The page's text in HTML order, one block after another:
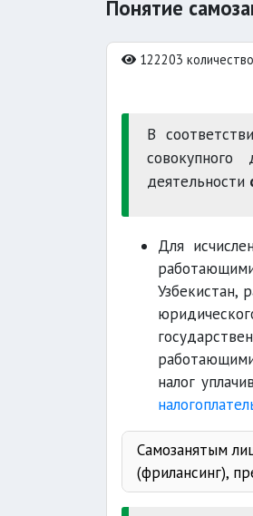
Понятие
122203
В
деятельности
Для
Узбекистан,
налог
Самозанятым
(фрилансинг),